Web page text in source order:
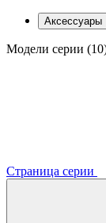
Аксессуары
Модели серии
Страница серии